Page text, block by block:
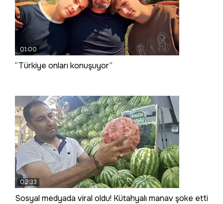
01:00
“Türkiye onları konuşuyor”
02:33
Sosyal medyada viral oldu! Kütahyalı manav şoke etti